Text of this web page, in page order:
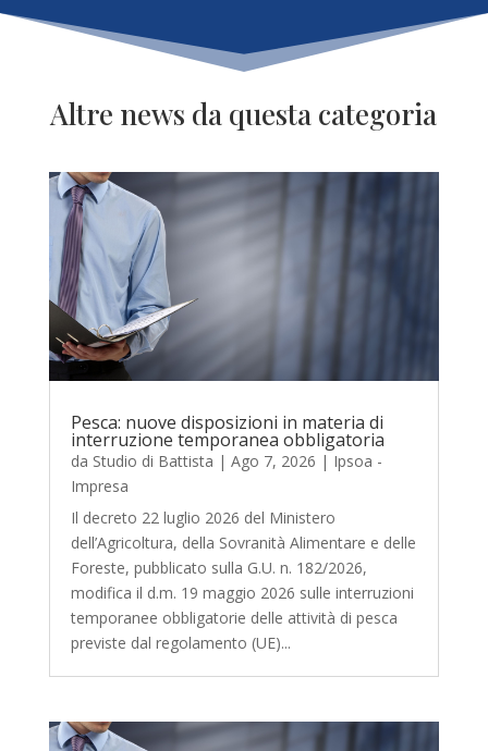
Altre news da questa categoria
Pesca: nuove disposizioni in materia di
interruzione temporanea obbligatoria
da Studio di Battista | Ago 7, 2026 | Ipsoa -
Impresa
Il decreto 22 luglio 2026 del Ministero
dell’Agricoltura, della Sovranità Alimentare e delle
Foreste, pubblicato sulla G.U. n. 182/2026,
modifica il d.m. 19 maggio 2026 sulle interruzioni
temporanee obbligatorie delle attività di pesca
previste dal regolamento (UE)...